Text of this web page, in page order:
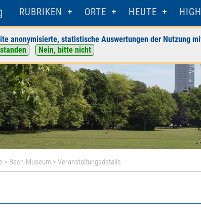
RUBRIKEN ORTE HEUTE
anonymisierte, statistische Auswertungen der
Nein, bitte nicht
> Bach-Museum > Veranstaltungsdetails